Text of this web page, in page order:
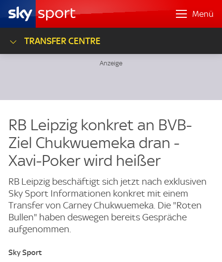
Menü
TRANSFER CENTRE
RB Leipzig konkret an BVB-
Ziel Chukwuemeka dran -
Xavi-Poker wird heißer
RB Leipzig beschäftigt sich jetzt nach exklusiven
Sky Sport Informationen konkret mit einem
Transfer von Carney Chukwuemeka. Die "Roten
Bullen" haben deswegen bereits Gespräche
aufgenommen.
Sky Sport